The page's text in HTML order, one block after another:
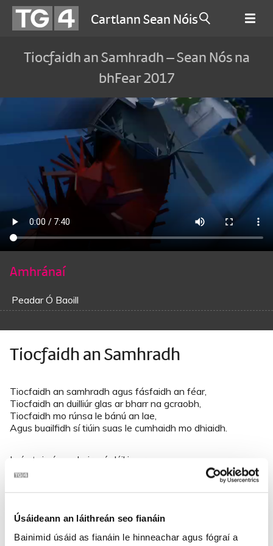
Úsáideann an láithreán seo fianáin
Bainimid úsáid as fianáin le hinneachar agus fógraí a
Cartlann Sean Nóis
Tiocfaidh an Samhradh – Sean Nós na
bhFear 2017
Amhránaí
Peadar Ó Baoill
Tiocfaidh an Samhradh
Tiocfaidh an samhradh agus fásfaidh an féar,
Tiocfaidh an duilliúr glas ar bharr na gcraobh,
Tiocfaidh mo rúnsa le bánú an lae,
Agus buailfidh sí tiúin suas le cumhaidh mo dhiaidh.
Is óg ‘s is óg a chuir mé dúil i ngreann,
Agus dhéanfainn súgradh le mo rún ar ball.
Nach bhfaighinn maighdean óg dheas ar bhuidéal rum.
‘Sí atá ag dul idir mé is mo mhíle stór;